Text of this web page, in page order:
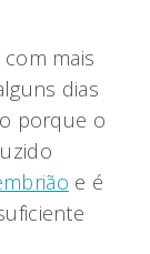
mais
dias
porque o
e é